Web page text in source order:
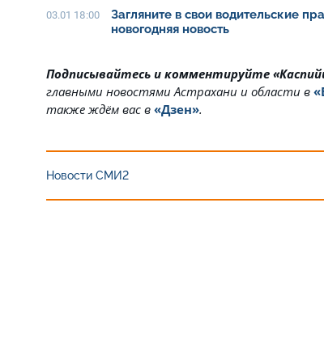
03.01 18:00
Загляните в свои водительские
новогодняя новость
Подписывайтесь и комментируйте
главными новостями Астрахани и области в
также ждём вас в «Дзен».
Новости СМИ2